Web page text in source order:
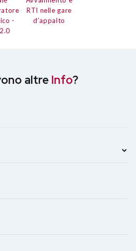
-
RTI nelle gare
d’appalto
altre Info?